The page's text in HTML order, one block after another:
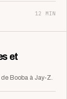
12 MIN
et
Booba à Jay-Z.